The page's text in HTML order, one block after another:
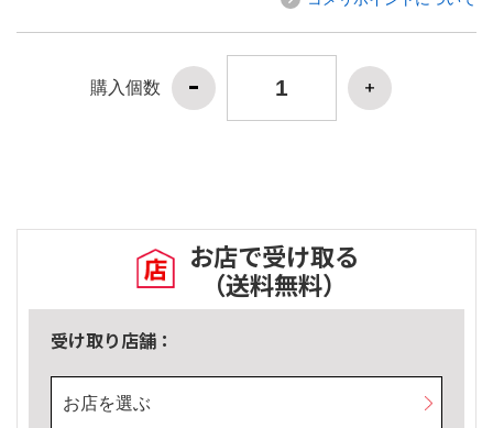
購入個数
お店で受け取る
（送料無料）
受け取り店舗：
お店を選ぶ